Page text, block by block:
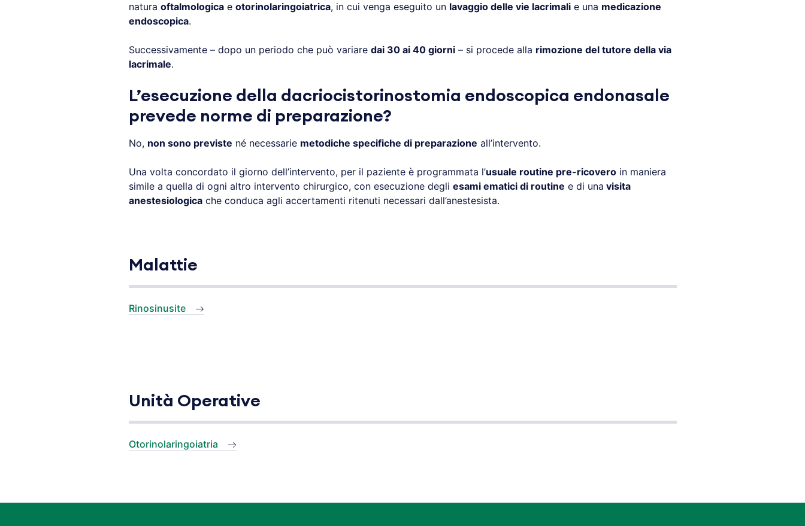
natura oftalmologicae otorinolaringoiatrica, in cui venga eseguito un lavaggio delle vie lacrimalie una medicazione
endoscopica.
Successivamente – dopo un periodo che può variare dai 30 ai 40 giorni– si procede alla rimozione del tutore della via
lacrimale.
L’esecuzione della dacriocistorinostomia endoscopica endonasale
prevede norme di preparazione?
No, non sono previste né necessarie metodiche specifiche di preparazione all’intervento.
Una volta concordato il giorno dell’intervento, per il paziente è programmata l’usuale routine pre-ricoveroin maniera
simile a quella di ogni altro intervento chirurgico, con esecuzione degli esami ematici di routine e di una visita
anestesiologicache conduca agli accertamenti ritenuti necessari dall’anestesista.
Malattie
Rinosinusite
Unità Operative
Otorinolaringoiatria